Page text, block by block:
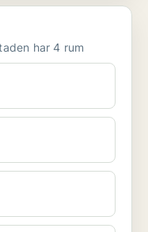
hyra i Gislaved Bostaden har 4 rum